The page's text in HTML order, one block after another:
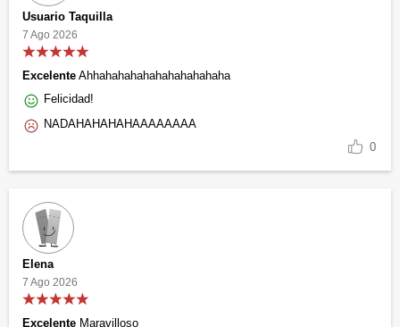
Usuario Taquilla
7 Ago 2026
Excelente Ahhahahahahahahahahahaha
Felicidad!
NADAHAHAHAHAAAAAAAA
0
Elena
7 Ago 2026
Excelente Maravilloso